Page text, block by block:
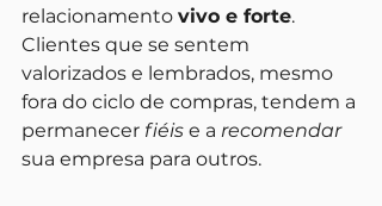
relacionamento vivo e forte.
Clientes que se sentem
valorizados e lembrados, mesmo
fora do ciclo de compras, tendem a
permanecer fiéis e a recomendar
sua empresa para outros.